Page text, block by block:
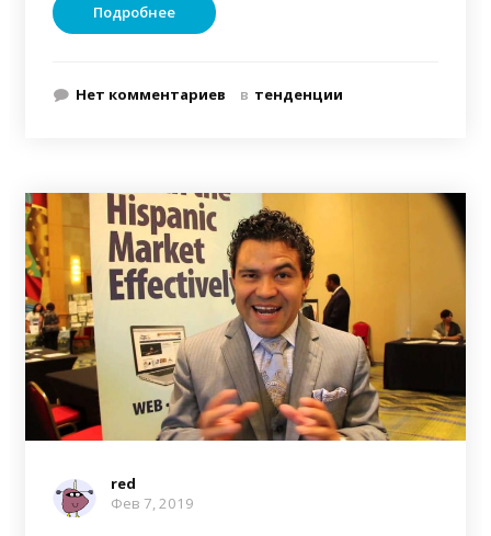
Подробнее
Нет комментариев в тенденции
red
Фев 7, 2019